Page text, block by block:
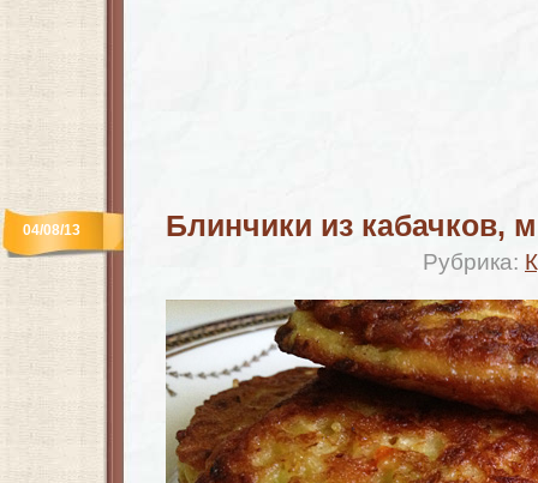
Блинчики из кабачков,
Рубрика:
04/08/13